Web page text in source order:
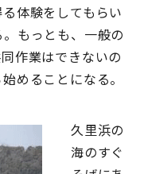
体験をしてもらい
もっとも、一般の
作業はできないの
めることになる。
久里浜の
海のすぐ